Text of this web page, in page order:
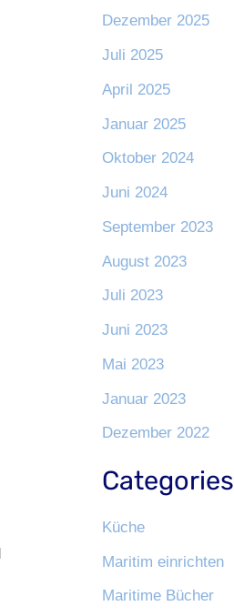
Dezember 2025
Juli 2025
April 2025
Januar 2025
Oktober 2024
Juni 2024
September 2023
August 2023
Juli 2023
Juni 2023
Mai 2023
Januar 2023
Dezember 2022
Categories
Küche
Maritim einrichten
Maritime Bücher